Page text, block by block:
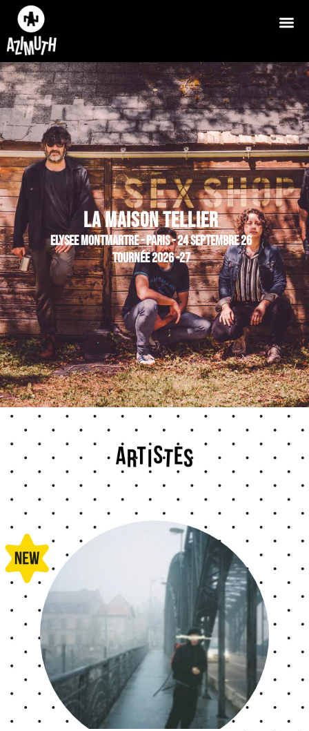
LA MAISON TELLIER
ELYSEE MONTMARTRE - PARIS - 24 SEPTEMBRE 26
TOURNÉE 2026 -27